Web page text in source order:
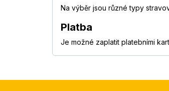
Na výběr jsou různé typy
Platba
Je možné zaplatit platebními